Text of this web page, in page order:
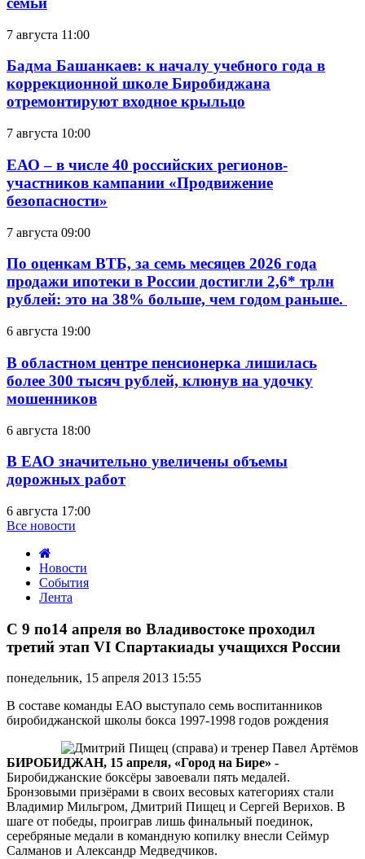
7 августа 11:00
Бадма Башанкаев: к началу учебного года в
коррекционной школе Биробиджана
отремонтируют входное крыльцо
7 августа 10:00
ЕАО – в числе 40 российских регионов-
участников кампании «Продвижение
безопасности»
7 августа 09:00
По оценкам ВТБ, за семь месяцев 2026 года
продажи ипотеки в России достигли 2,6* трлн
рублей: это на 38% больше, чем годом раньше.
6 августа 19:00
В областном центре пенсионерка лишилась
более 300 тысяч рублей, клюнув на удочку
мошенников
6 августа 18:00
В ЕАО значительно увеличены объемы
дорожных работ
6 августа 17:00
Все новости
Новости
События
Лента
9
по14
апреля
Владивостоке
третий
этап
Спартакиады
учащихся
России
С 9 по14 апреля во Владивостоке проходил
третий этап VI Спартакиады учащихся России
понедельник, 15 апреля 2013 15:55
В составе команды ЕАО выступало семь воспитанников
биробиджанской школы бокса 1997-1998 годов рождения
БИРОБИДЖАН, 15 апреля, «Город на Бире» -
Биробиджанские боксёры завоевали пять медалей.
Бронзовыми призёрами в своих весовых категориях стали
Владимир Мильгром, Дмитрий Пищец и Сергей Верихов. В
шаге от победы, проиграв лишь финальный поединок,
серебряные медали в командную копилку внесли Сеймур
Салманов и Александр Медведчиков.